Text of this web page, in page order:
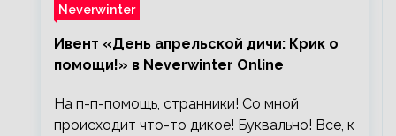
Neverwinter
Ивент «День апрельской дичи: Крик о
помощи!» в Neverwinter Online
На п-п-помощь, странники! Со мной
происходит что-то дикое! Буквально! Все, к